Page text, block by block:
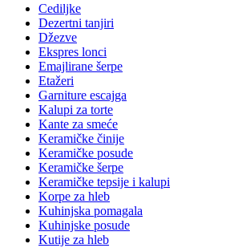
Cediljke
Dezertni tanjiri
Džezve
Ekspres lonci
Emajlirane šerpe
Etažeri
Garniture escajga
Kalupi za torte
Kante za smeće
Keramičke činije
Keramičke posude
Keramičke šerpe
Keramičke tepsije i kalupi
Korpe za hleb
Kuhinjska pomagala
Kuhinjske posude
Kutije za hleb